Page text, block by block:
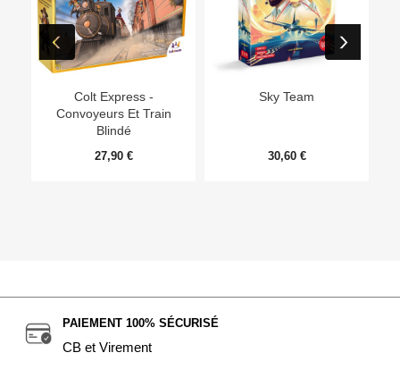
Colt Express -
Convoyeurs Et Train
Blindé
27,90 €
Sky Team
30,60 €
PAIEMENT 100% SÉCURISÉ
CB et Virement